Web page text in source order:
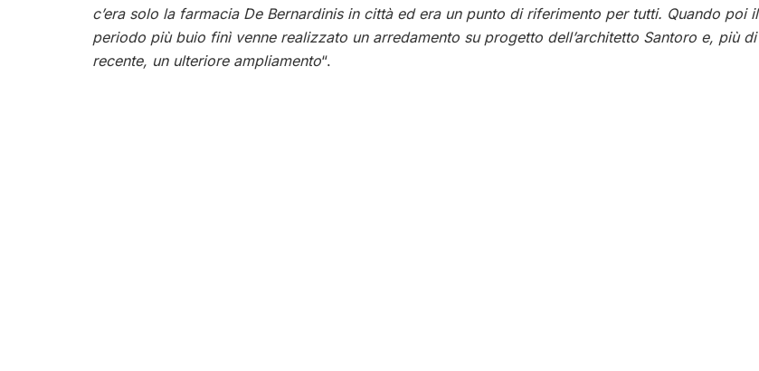
c’era solo la farmacia De Bernardinis in città ed era un punto di riferimento per tutti. Quando poi il
periodo più buio finì venne realizzato un arredamento su progetto dell’architetto Santoro e, più di
recente, un ulteriore ampliamento“.